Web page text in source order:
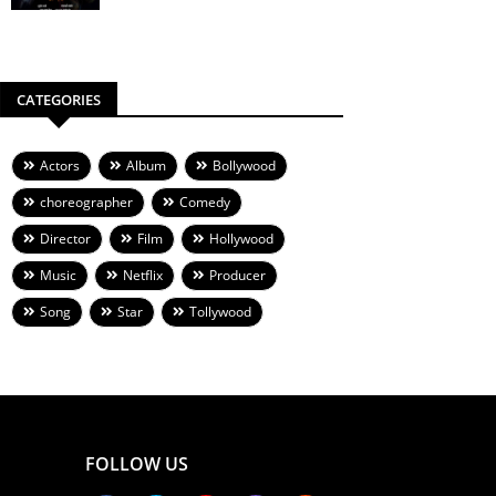
CATEGORIES
Actors Album
Bollywood
choreographer
Comedy
Director
Film
Hollywood
Music
Netflix
Producer
Song
Star Tollywood
FOLLOW US